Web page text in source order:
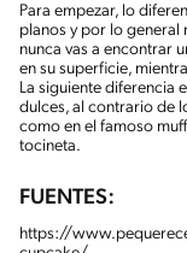
Para empezar, lo
planos y por lo general
nunca vas a encontrar
en su superficie,
La siguiente diferencia
dulces, al contrario de
como en el famoso
tocineta.
FUENTES:
https://